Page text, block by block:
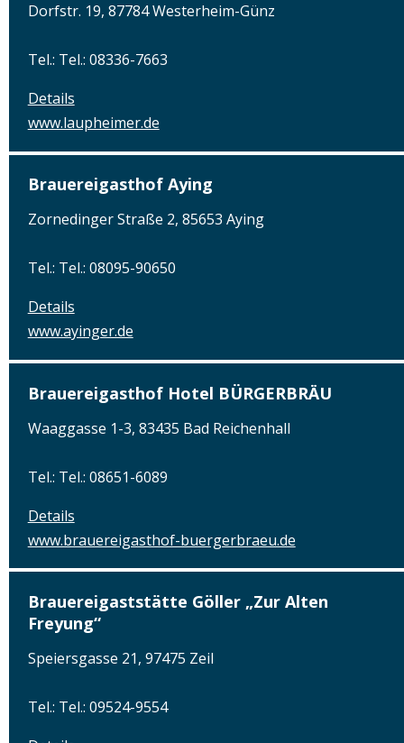
Dorfstr. 19, 87784 Westerheim-Günz
Tel.: Tel.: 08336-7663
Details
www.laupheimer.de
Brauereigasthof Aying
Zornedinger Straße 2, 85653 Aying
Tel.: Tel.: 08095-90650
Details
www.ayinger.de
Brauereigasthof Hotel BÜRGERBRÄU
Waaggasse 1-3, 83435 Bad Reichenhall
Tel.: Tel.: 08651-6089
Details
www.brauereigasthof-buergerbraeu.de
Brauereigaststätte Göller „Zur Alten
Freyung“
Speiersgasse 21, 97475 Zeil
Tel.: Tel.: 09524-9554